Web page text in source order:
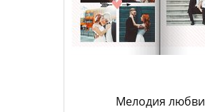
Мелодия любви